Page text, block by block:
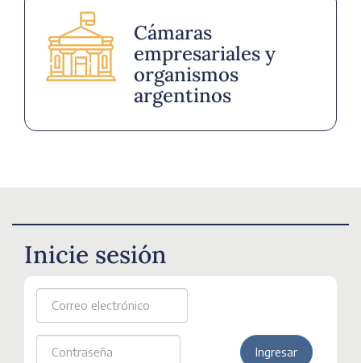
Cámaras
empresariales y
organismos
argentinos
Inicie sesión